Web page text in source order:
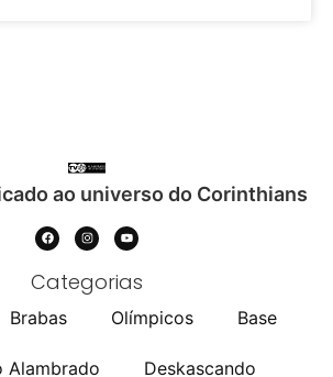
ao universo do Corinthians
Categorias
Brabas Olímpicos Base
Alambrado Deskascando